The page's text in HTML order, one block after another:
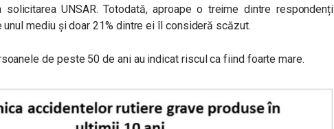
UNSAR. Totodată, aproape o treime dintre respondenți
mediu și doar 21% dintre ei îl consideră scăzut.
de peste 50 de ani au indicat riscul ca fiind foarte mare.